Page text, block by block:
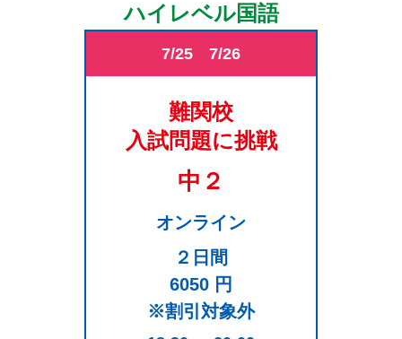
ハイレベル国語
7/25 7/26
難関校
入試問題に挑戦
中２
オンライン
２日間
6050 円
※割引対象外